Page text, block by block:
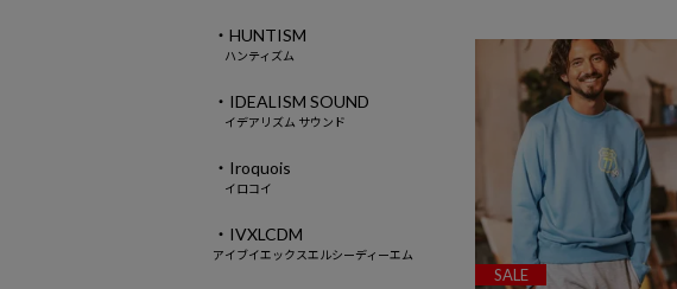
SALE
・HUNTISM
ハンティズム
・IDEALISM SOUND
イデアリズム サウンド
・Iroquois
イロコイ
・IVXLCDM
アイブイエックスエルシーディーエム